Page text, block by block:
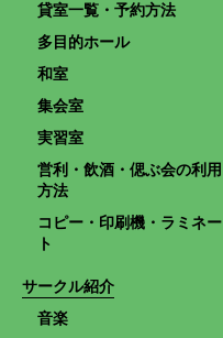
貸室一覧・予約方法
多目的ホール
和室
集会室
実習室
営利・飲酒・偲ぶ会の利用
方法
コピー・印刷機・ラミネー
ト
サークル紹介
音楽